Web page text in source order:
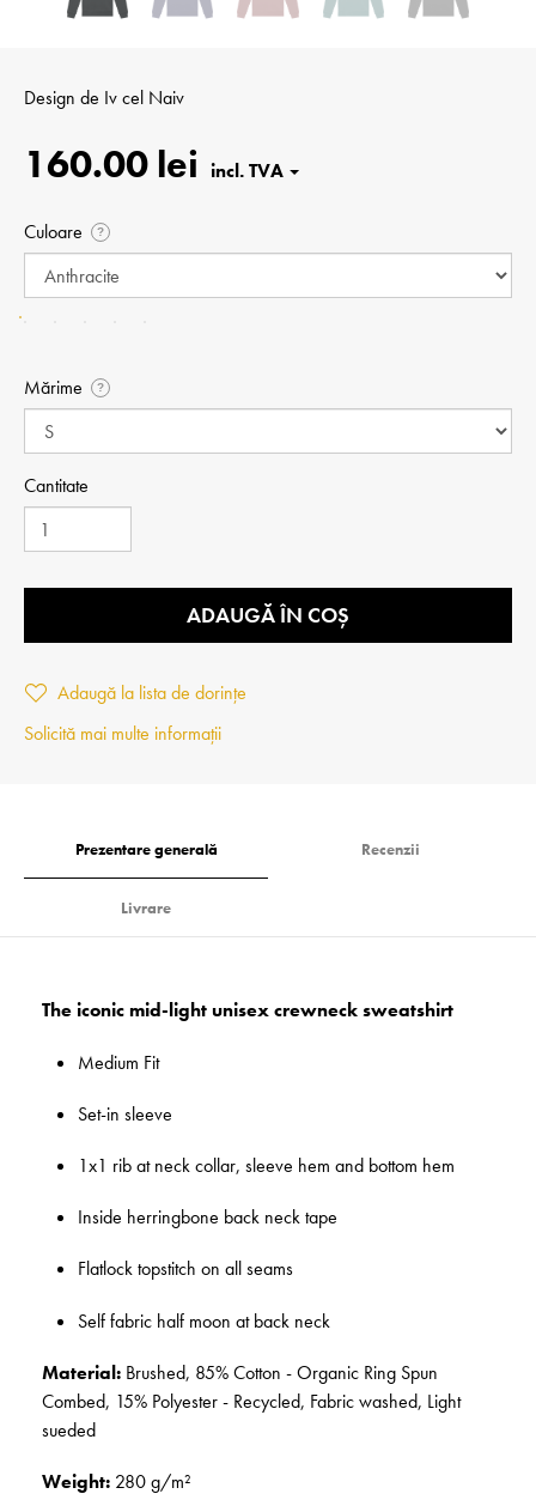
Design de Iv cel Naiv
160.00 lei
Culoare ?
Mărime ?
Cantitate
ADAUGĂ ÎN COȘ
Adaugă la lista de dorințe
Solicită mai multe informații
Prezentare generală Recenzii
Livrare
The iconic mid-light unisex crewneck sweatshirt
Medium Fit
Set-in sleeve
1x1 rib at neck collar, sleeve hem and bottom hem
Inside herringbone back neck tape
Flatlock topstitch on all seams
Self fabric half moon at back neck
Material: Brushed, 85% Cotton - Organic Ring Spun
Combed, 15% Polyester - Recycled, Fabric washed, Light
sueded
Weight: 280 g/m²